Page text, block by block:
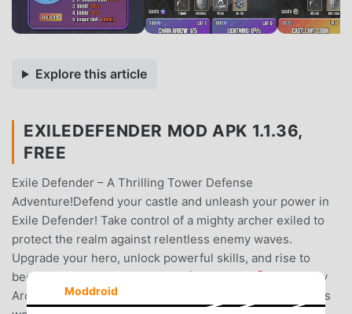
Explore this article
EXILEDEFENDER MOD APK 1.1.36,
FREE
Exile Defender – A Thrilling Tower Defense
Adventure!Defend your castle and unleash your power in
Exile Defender! Take control of a mighty archer exiled to
protect the realm against relentless enemy waves.
Upgrade your hero, unlock powerful skills, and rise to
become the ultimate defender!🛡️ Features:🎯 Stationary
Archer Combat – Hold your ground and eliminate endless
Moddroid